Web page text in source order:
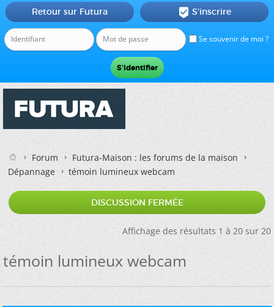
Se souvenir de moi ?
Retour sur Futura  S'inscrire
Forum
Futura-Maison : les forums de la maison
Dépannage
témoin lumineux webcam
DISCUSSION FERMÉE
Affichage des résultats 1 à 20 sur 20
témoin lumineux webcam